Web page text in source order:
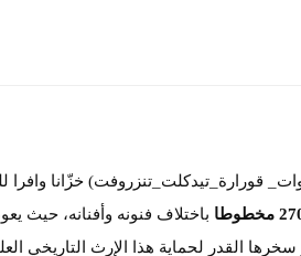
(توات_ قورارة_تيدكلت_تنزروفت) خزّانا
باختلاف فنونه وأفنانه، حيث
القدر لحماية هذا الإرث التاريخي